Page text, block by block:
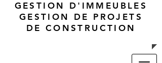
GESTION D'IMMEUBLES
GESTION DE PROJETS
DE CONSTRUCTION